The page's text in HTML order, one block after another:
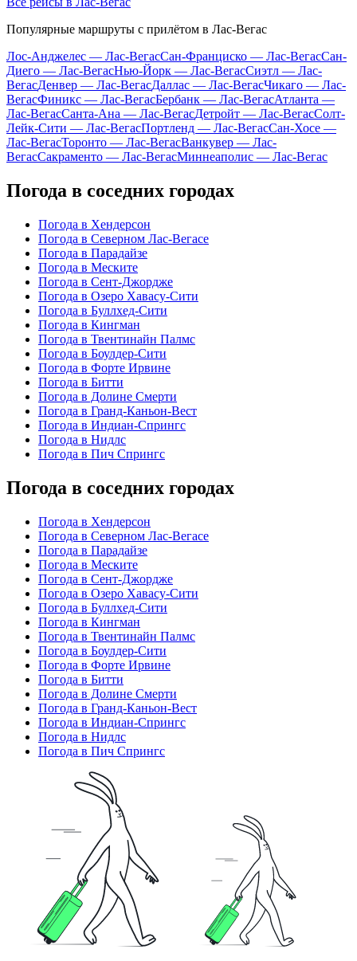
Популярные маршруты с прилётом в Лас-Вегас
Лос-Анджелес — Лас-ВегасСан-Франциско — Лас-ВегасСан-
Диего — Лас-ВегасНью-Йорк — Лас-ВегасСиэтл — Лас-
ВегасДенвер — Лас-ВегасДаллас — Лас-ВегасЧикаго — Лас-
ВегасФиникс — Лас-ВегасБербанк — Лас-ВегасАтланта —
Лас-ВегасСанта-Ана — Лас-ВегасДетройт — Лас-ВегасСолт-
Лейк-Сити — Лас-ВегасПортленд — Лас-ВегасСан-Хосе —
Лас-ВегасТоронто — Лас-ВегасВанкувер — Лас-
ВегасСакраменто — Лас-ВегасМиннеаполис — Лас-Вегас
Погода в соседних городах
Погода в Хендерсон
Погода в Северном Лас-Вегасе
Погода в Парадайзе
Погода в Меските
Погода в Сент-Джордже
Погода в Озеро Хавасу-Сити
Погода в Буллхед-Сити
Погода в Кингман
Погода в Твентинайн Палмс
Погода в Боулдер-Сити
Погода в Форте Ирвине
Погода в Битти
Погода в Долине Смерти
Погода в Гранд-Каньон-Вест
Погода в Индиан-Спрингс
Погода в Нидлс
Погода в Пич Спрингс
Погода в соседних городах
Погода в Хендерсон
Погода в Северном Лас-Вегасе
Погода в Парадайзе
Погода в Меските
Погода в Сент-Джордже
Погода в Озеро Хавасу-Сити
Погода в Буллхед-Сити
Погода в Кингман
Погода в Твентинайн Палмс
Погода в Боулдер-Сити
Погода в Форте Ирвине
Погода в Битти
Погода в Долине Смерти
Погода в Гранд-Каньон-Вест
Погода в Индиан-Спрингс
Погода в Нидлс
Погода в Пич Спрингс